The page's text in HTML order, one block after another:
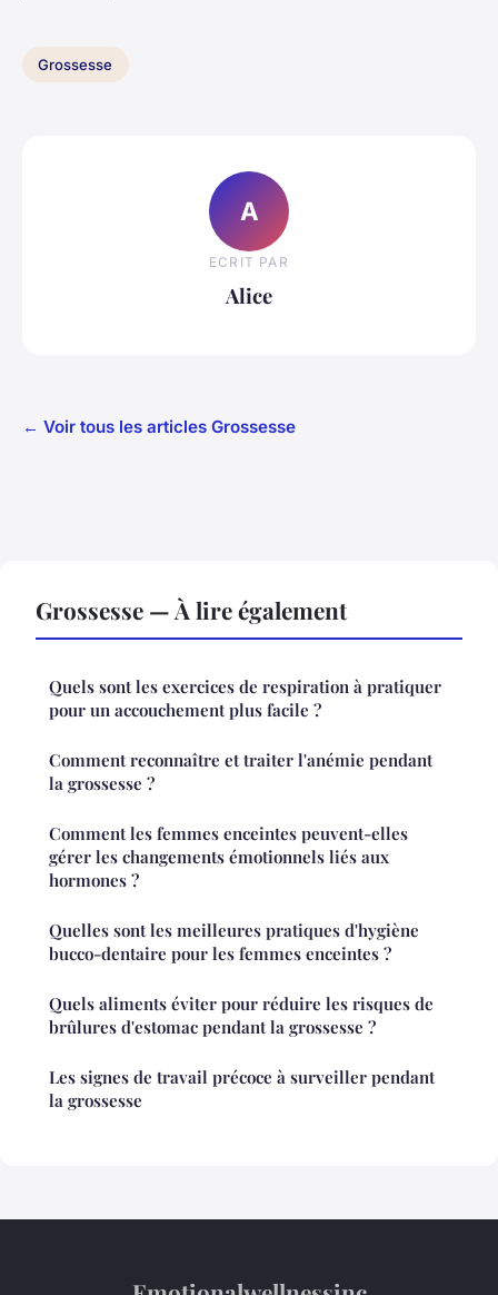
Grossesse
A
ECRIT PAR
Alice
← Voir tous les articles Grossesse
Grossesse — À lire également
Quels sont les exercices de respiration à pratiquer
pour un accouchement plus facile ?
Comment reconnaître et traiter l'anémie pendant
la grossesse ?
Comment les femmes enceintes peuvent-elles
gérer les changements émotionnels liés aux
hormones ?
Quelles sont les meilleures pratiques d'hygiène
bucco-dentaire pour les femmes enceintes ?
Quels aliments éviter pour réduire les risques de
brûlures d'estomac pendant la grossesse ?
Les signes de travail précoce à surveiller pendant
la grossesse